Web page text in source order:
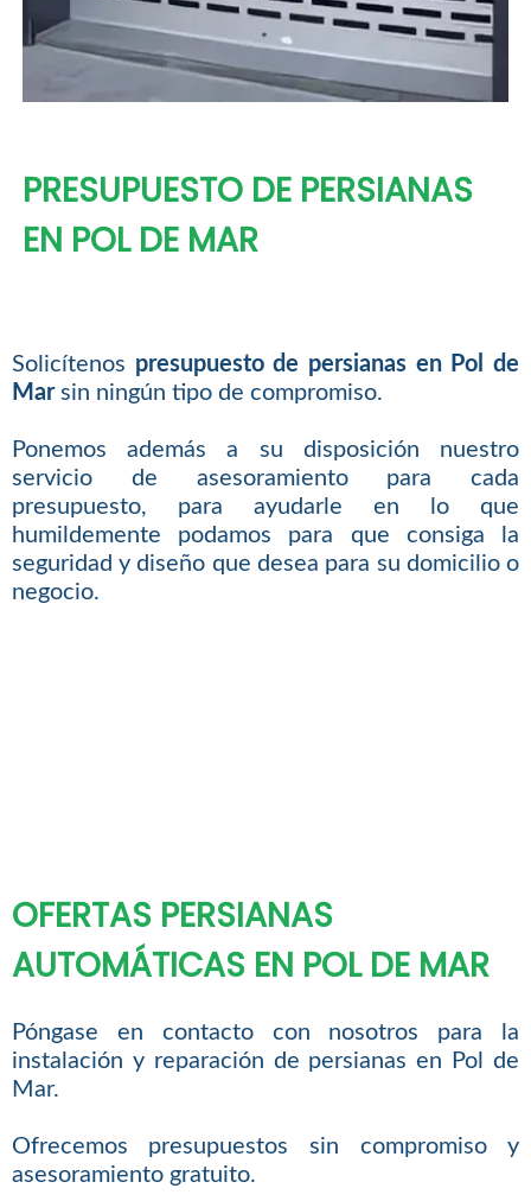
PRESUPUESTO DE PERSIANAS
EN POL DE MAR
Solicítenos presupuesto de persianas en Pol de
Marsin ningún tipo de compromiso.
Ponemos además a su disposición nuestro
servicio de asesoramiento para cada
presupuesto, para ayudarle en lo que
humildemente podamos para que consiga la
seguridad y diseño que desea para su domicilio o
negocio.
OFERTAS PERSIANAS
AUTOMÁTICAS EN POL DE MAR
Póngase en contacto con nosotros para la
instalación y reparación de persianas en Pol de
Mar.
Ofrecemos presupuestos sin compromiso y
asesoramiento gratuito.